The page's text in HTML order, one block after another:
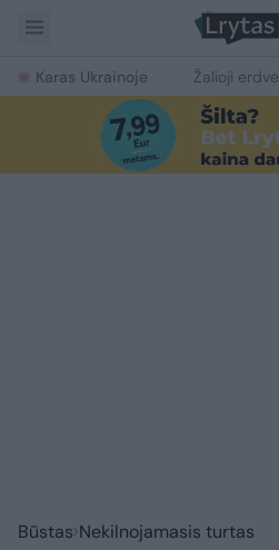
Karas Ukrainoje Žalioji erdvė
Būstas Nekilnojamasis turtas